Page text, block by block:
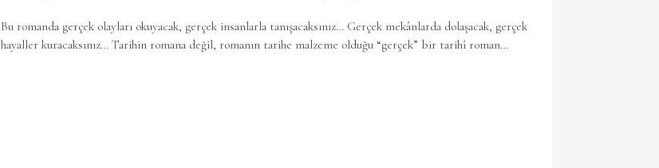
Bu romanda gerçek olayları okuyacak, gerçek insanlarla tanışacaksınız… Gerçek mekânlarda dolaşacak, gerçek
hayaller kuracaksınız… Tarihin romana değil, romanın tarihe malzeme olduğu “gerçek” bir tarihî roman…